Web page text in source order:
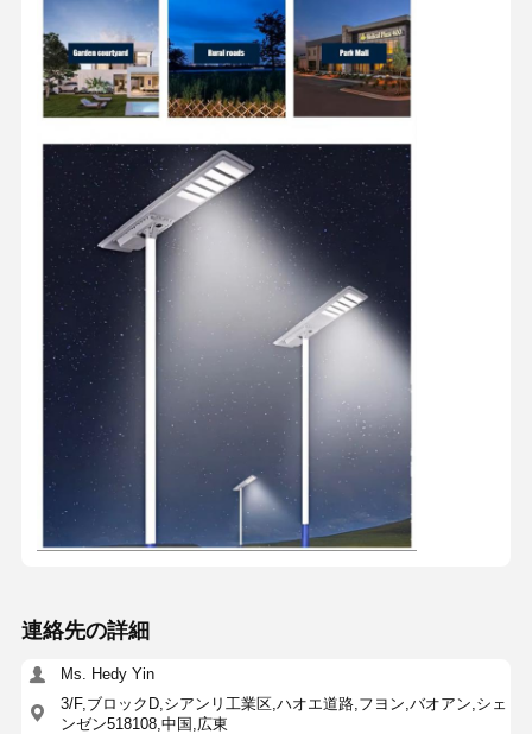
連絡先の詳細
Ms. Hedy Yin
3/F,ブロックD,シアンリ工業区,ハオエ道路,フヨン,バオアン,シェ
ンゼン518108,中国,広東